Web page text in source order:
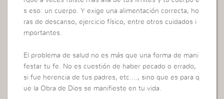
s eso: un cuerpo. Y exige una alimentación correcta, ho
ras de descanso, ejercicio físico, entre otros cuidados i
mportantes.
El problema de salud no es más que una forma de mani
festar tu fe. No es cuestión de haber pecado o errado,
si fue herencia de tus padres, etc.…, sino que es para q
ue la Obra de Dios se manifieste en tu vida.